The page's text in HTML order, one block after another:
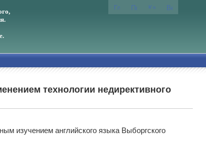
технологии недирективного
изучением английского языка Выборгского